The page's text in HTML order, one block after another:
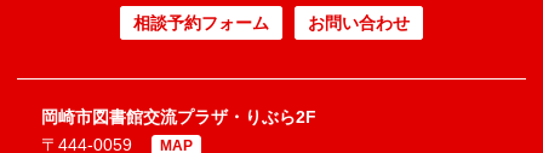
相談予約フォーム お問い合わせ
岡崎市図書館交流プラザ・りぶら2F
〒444-0059
MAP